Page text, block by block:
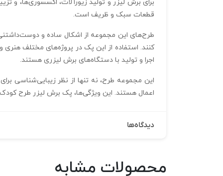
قطعات سبک و ظریف است.
طرح‌های این مجموعه از اشکال ساده و
کنند. استفاده از این پک در پروژه‌های مختلف
اجرا و تولید با دستگاه‌های برش لیزری هستند.
این مجموعه طرح، نه تنها از نظر زیبایی‌شناسی
اعمال هستند. این ویژگی‌ها، پک برش لیزر طرح
دیدگاه‌ها
محصولات مشابه